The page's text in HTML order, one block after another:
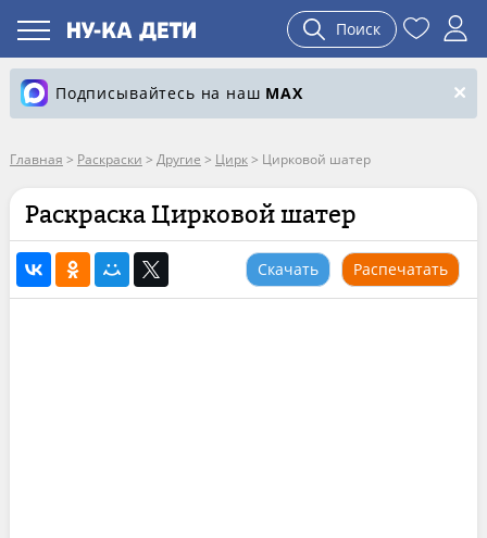
Поиск
Подписывайтесь на наш MAX
Главная > Раскраски > Другие > Цирк> Цирковой шатер
Раскраска Цирковой шатер
Скачать Распечатать